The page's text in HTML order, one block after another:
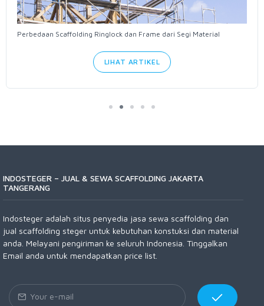
Perbedaan Scaffolding Ringlock dan Frame dari Segi Material
LIHAT ARTIKEL
INDOSTEGER – JUAL & SEWA SCAFFOLDING JAKARTA
TANGERANG
Indosteger adalah situs penyedia jasa sewa scaffolding dan
jual scaffolding steger untuk kebutuhan konstuksi dan material
anda. Melayani pengiriman ke seluruh Indonesia. Tinggalkan
Email anda untuk mendapatkan price list.